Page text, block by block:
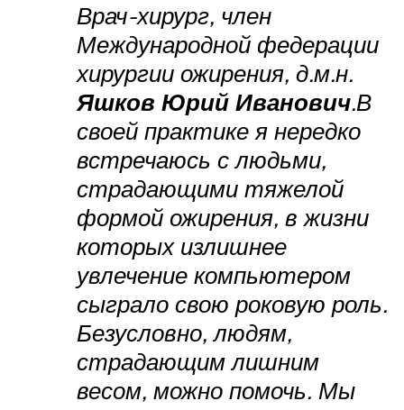
Врач-хирург, член
Международной федерации
хирургии ожирения, д.м.н.
Яшков Юрий Иванович.В
своей практике я нередко
встречаюсь с людьми,
страдающими тяжелой
формой ожирения, в жизни
которых излишнее
увлечение компьютером
сыграло свою роковую роль.
Безусловно, людям,
страдающим лишним
весом, можно помочь. Мы